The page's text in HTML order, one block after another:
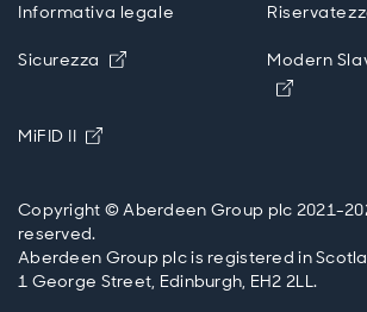
Informativa legale
Sicurezza Opens in new window
Modern
Opens
MiFID II Opens in new window
Copyright © Aberdeen Group plc 2021-
reserved.
Aberdeen Group plc is registered in
1 George Street, Edinburgh, EH2 2LL.